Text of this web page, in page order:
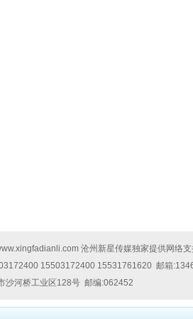
沧州新星传媒独家提供网络支
15503172400 15531761620邮箱:
沙河桥工业区128号邮编:062452